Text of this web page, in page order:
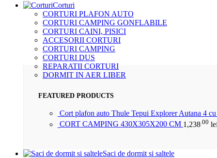
Corturi
CORTURI PLAFON AUTO
CORTURI CAMPING GONFLABILE
CORTURI CAINI, PISICI
ACCESORII CORTURI
CORTURI CAMPING
CORTURI DUS
REPARATII CORTURI
DORMIT IN AER LIBER
FEATURED PRODUCTS
Cort plafon auto Thule Tepui Explorer Autana 4
CORT CAMPING 430X305X200 CM 1,238 .00
Saci de dormit si saltele